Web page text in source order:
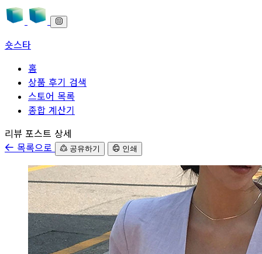
숏스타
홈
상품 후기 검색
스토어 목록
종합 계산기
본문으로 바로가기
리뷰 포스트 상세
목록으로
공유하기 인쇄